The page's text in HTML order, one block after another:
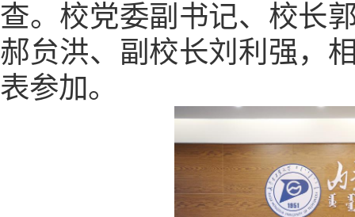
查。 校党委副书记、校长
郝贠洪、 副校长刘利强，
表参加。